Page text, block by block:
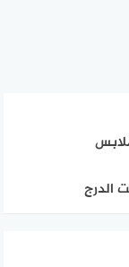
الدرج